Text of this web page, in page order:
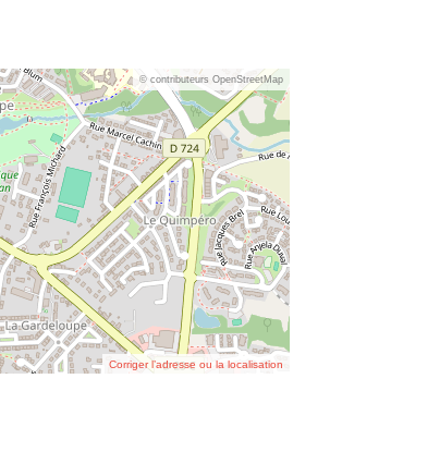
© contributeurs OpenStreetMap
Corriger l’adresse ou la localisation